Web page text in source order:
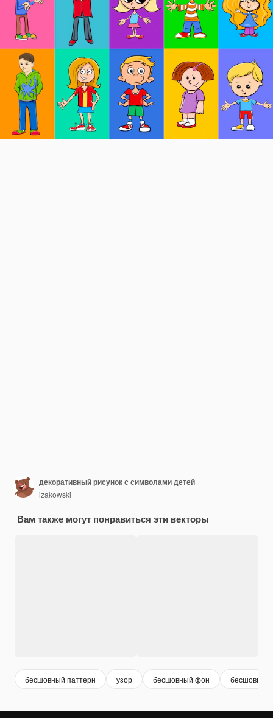
декоративный рисунок с символами детей
izakowski
Вам также могут понравиться эти векторы
бесшовный паттерн узор бесшовный фон бесшовный